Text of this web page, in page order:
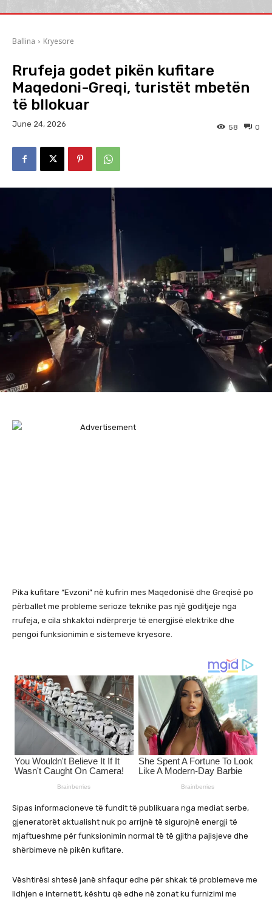
Ballina Kryesore
Rrufeja godet pikën kufitare
Maqedoni-Greqi, turistët mbetën
të bllokuar
June 24, 2026 0
58
Pika kufitare “Evzoni” në kufirin mes Maqedonisë dhe Greqisë po
përballet me probleme serioze teknike pas një goditjeje nga
rrufeja, e cila shkaktoi ndërprerje të energjisë elektrike dhe
pengoi funksionimin e sistemeve kryesore.
Sipas informacioneve të fundit të publikuara nga mediat serbe,
gjeneratorët aktualisht nuk po arrijnë të sigurojnë energji të
mjaftueshme për funksionimin normal të të gjitha pajisjeve dhe
shërbimeve në pikën kufitare.
Vështirësi shtesë janë shfaqur edhe për shkak të problemeve me
lidhjen e internetit, kështu që edhe në zonat ku furnizimi me